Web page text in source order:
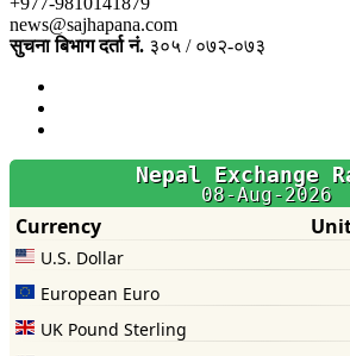
news@sajhapana.com
सुचना बिभाग दर्ता नं. ३०५ / ०७२-०७३